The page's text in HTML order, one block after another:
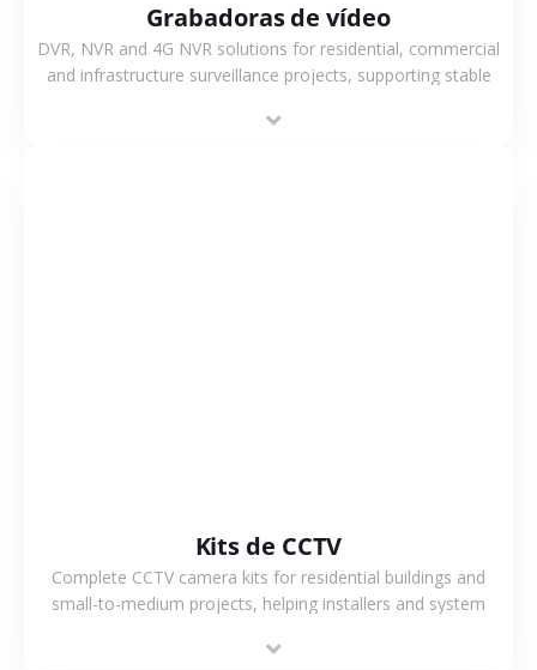
Grabadoras de vídeo
DVR, NVR and 4G NVR solutions for residential, commercial
and infrastructure surveillance projects, supporting stable
Kits de CCTV
Complete CCTV camera kits for residential buildings and
small-to-medium projects, helping installers and system